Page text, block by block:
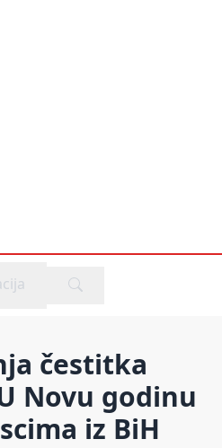
čestitka
Novu godinu
iz BiH